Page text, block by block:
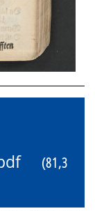
(81,3